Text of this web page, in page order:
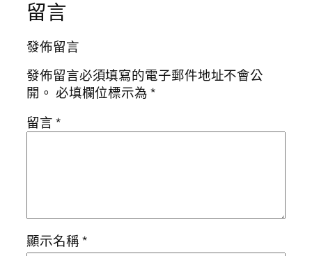
留言
發佈留言
發佈留言必須填寫的電子郵件地址不會公
開。 必填欄位標示為*
留言*
顯示名稱*